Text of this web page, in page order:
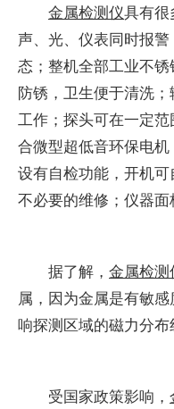
金属检测仪具有很
声、光、仪表同时报
态；整机全部工业不
防锈，卫生便于清洗
工作；探头可在一定
合微型超低音环保电
设有自检功能，开机可
不必要的维修；仪器面
据了解， 金属检测
属，因为金属是有敏
响探测区域的磁力分布
受国家政策影响，